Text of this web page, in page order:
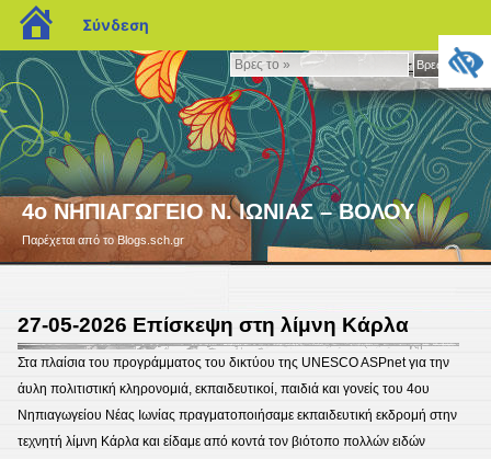
Βρες
το
»
Βρες το »
4ο ΝΗΠΙΑΓΩΓΕΙΟ Ν. ΙΩΝΙΑΣ – ΒΟΛΟΥ
Παρέχεται από το Blogs.sch.gr
27-05-2026 Επίσκεψη στη λίμνη Κάρλα
Στα πλαίσια του προγράμματος του δικτύου της UNESCO ASPnet για την
άυλη πολιτιστική κληρονομιά, εκπαιδευτικοί, παιδιά και γονείς του 4ου
Νηπιαγωγείου Νέας Ιωνίας πραγματοποιήσαμε εκπαιδευτική εκδρομή στην
τεχνητή λίμνη Κάρλα και είδαμε από κοντά τον βιότοπο πολλών ειδών
blogs.sch.gr
Σύνδεση